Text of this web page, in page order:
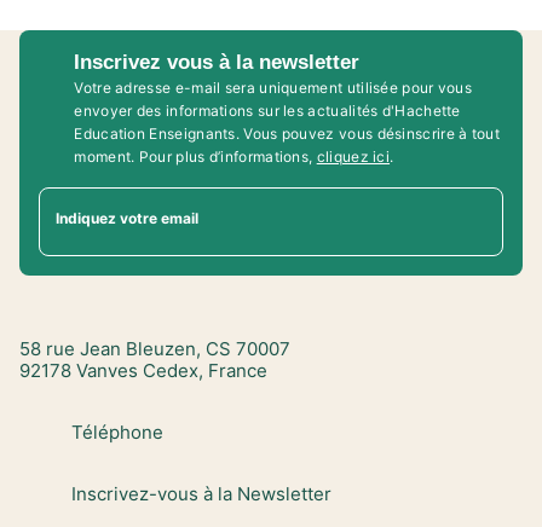
Inscrivez vous à la newsletter
Votre adresse e-mail sera uniquement utilisée pour vous
envoyer des informations sur les actualités d'Hachette
Education Enseignants. Vous pouvez vous désinscrire à tout
moment. Pour plus d’informations, cliquez ici.
Indiquez votre email
58 rue Jean Bleuzen, CS 70007
92178 Vanves Cedex, France
Téléphone
Inscrivez-vous à la Newsletter